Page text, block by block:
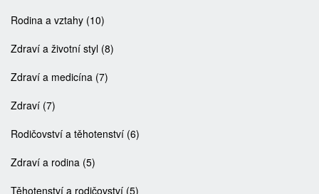
Rodina a vztahy (10)
Zdraví a životní styl (8)
Zdraví a medicína (7)
Zdraví (7)
Rodičovství a těhotenství (6)
Zdraví a rodina (5)
Těhotenství a rodičovství (5)